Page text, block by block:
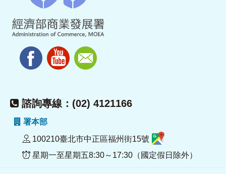
諮詢專線：(02) 4121166
署本部
100210臺北市中正區福州街15號
星期一至星期五8:30～17:30（國定假日除外）